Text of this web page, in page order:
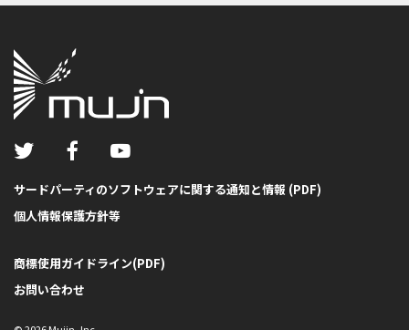
サードパーティのソフトウェアに関する通知と情報 (PDF)
個人情報保護方針等
商標使用ガイドライン(PDF)
お問い合わせ